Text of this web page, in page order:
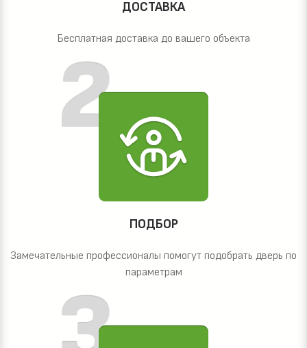
ДОСТАВКА
Бесплатная доставка до вашего объекта
ПОДБОР
Замечательные профессионалы помогут подобрать дверь по
параметрам